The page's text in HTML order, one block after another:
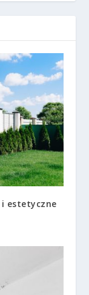
estetyczne